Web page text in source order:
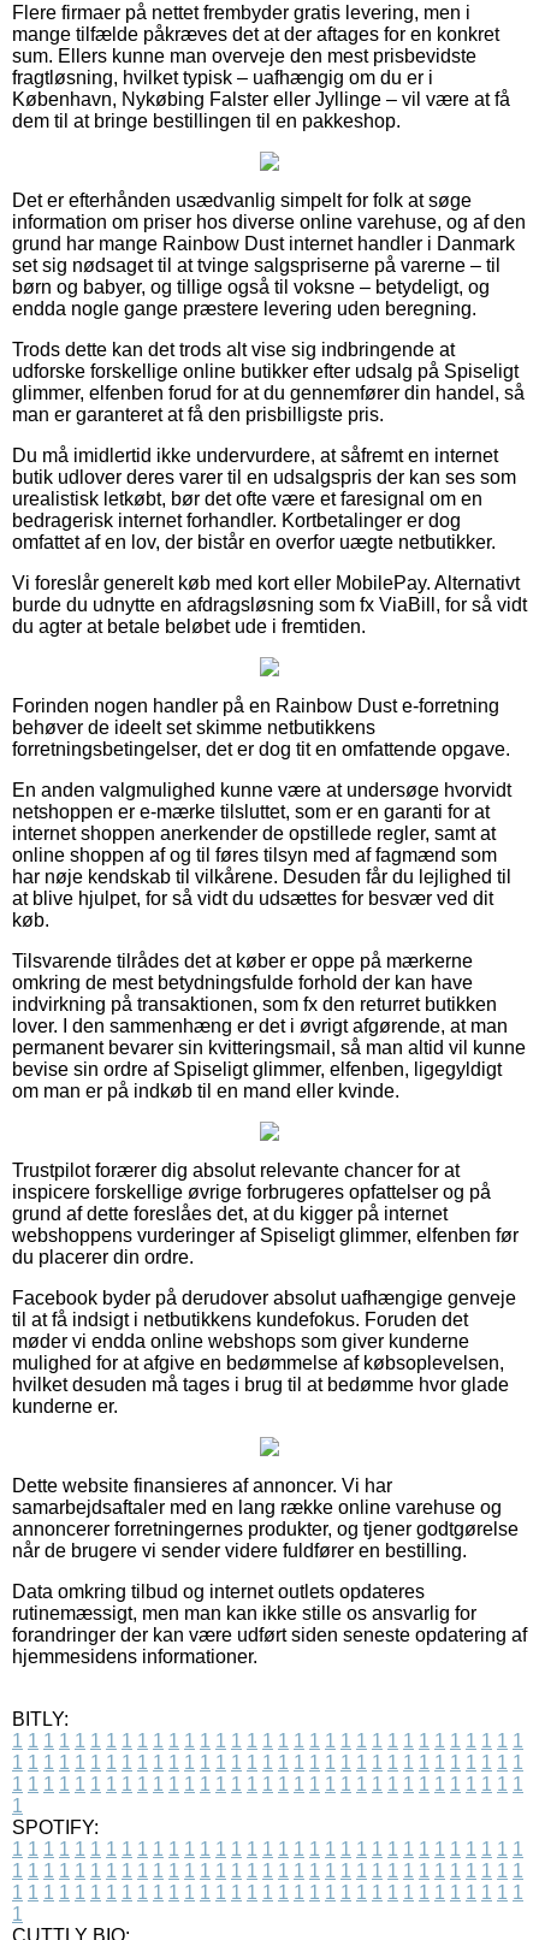
Flere firmaer på nettet frembyder gratis levering, men i
mange tilfælde påkræves det at der aftages for en konkret
sum. Ellers kunne man overveje den mest prisbevidste
fragtløsning, hvilket typisk – uafhængig om du er i
København, Nykøbing Falster eller Jyllinge – vil være at få
dem til at bringe bestillingen til en pakkeshop.
Det er efterhånden usædvanlig simpelt for folk at søge
information om priser hos diverse online varehuse, og af den
grund har mange Rainbow Dust internet handler i Danmark
set sig nødsaget til at tvinge salgspriserne på varerne – til
børn og babyer, og tillige også til voksne – betydeligt, og
endda nogle gange præstere levering uden beregning.
Trods dette kan det trods alt vise sig indbringende at
udforske forskellige online butikker efter udsalg på Spiseligt
glimmer, elfenben forud for at du gennemfører din handel, så
man er garanteret at få den prisbilligste pris.
Du må imidlertid ikke undervurdere, at såfremt en internet
butik udlover deres varer til en udsalgspris der kan ses som
urealistisk letkøbt, bør det ofte være et faresignal om en
bedragerisk internet forhandler. Kortbetalinger er dog
omfattet af en lov, der bistår en overfor uægte netbutikker.
Vi foreslår generelt køb med kort eller MobilePay. Alternativt
burde du udnytte en afdragsløsning som fx ViaBill, for så vidt
du agter at betale beløbet ude i fremtiden.
Forinden nogen handler på en Rainbow Dust e-forretning
behøver de ideelt set skimme netbutikkens
forretningsbetingelser, det er dog tit en omfattende opgave.
En anden valgmulighed kunne være at undersøge hvorvidt
netshoppen er e-mærke tilsluttet, som er en garanti for at
internet shoppen anerkender de opstillede regler, samt at
online shoppen af og til føres tilsyn med af fagmænd som
har nøje kendskab til vilkårene. Desuden får du lejlighed til
at blive hjulpet, for så vidt du udsættes for besvær ved dit
køb.
Tilsvarende tilrådes det at køber er oppe på mærkerne
omkring de mest betydningsfulde forhold der kan have
indvirkning på transaktionen, som fx den returret butikken
lover. I den sammenhæng er det i øvrigt afgørende, at man
permanent bevarer sin kvitteringsmail, så man altid vil kunne
bevise sin ordre af Spiseligt glimmer, elfenben, ligegyldigt
om man er på indkøb til en mand eller kvinde.
Trustpilot forærer dig absolut relevante chancer for at
inspicere forskellige øvrige forbrugeres opfattelser og på
grund af dette foreslåes det, at du kigger på internet
webshoppens vurderinger af Spiseligt glimmer, elfenben før
du placerer din ordre.
Facebook byder på derudover absolut uafhængige genveje
til at få indsigt i netbutikkens kundefokus. Foruden det
møder vi endda online webshops som giver kunderne
mulighed for at afgive en bedømmelse af købsoplevelsen,
hvilket desuden må tages i brug til at bedømme hvor glade
kunderne er.
Dette website finansieres af annoncer. Vi har
samarbejdsaftaler med en lang række online varehuse og
annoncerer forretningernes produkter, og tjener godtgørelse
når de brugere vi sender videre fuldfører en bestilling.
Data omkring tilbud og internet outlets opdateres
rutinemæssigt, men man kan ikke stille os ansvarlig for
forandringer der kan være udført siden seneste opdatering af
hjemmesidens informationer.
BITLY:
1 1 1 1 1 1 1 1 1 1 1 1 1 1 1 1 1 1 1 1 1 1 1 1 1 1 1 1 1 1 1 1 1
1 1 1 1 1 1 1 1 1 1 1 1 1 1 1 1 1 1 1 1 1 1 1 1 1 1 1 1 1 1 1 1 1
1 1 1 1 1 1 1 1 1 1 1 1 1 1 1 1 1 1 1 1 1 1 1 1 1 1 1 1 1 1 1 1 1
1
SPOTIFY:
1 1 1 1 1 1 1 1 1 1 1 1 1 1 1 1 1 1 1 1 1 1 1 1 1 1 1 1 1 1 1 1 1
1 1 1 1 1 1 1 1 1 1 1 1 1 1 1 1 1 1 1 1 1 1 1 1 1 1 1 1 1 1 1 1 1
1 1 1 1 1 1 1 1 1 1 1 1 1 1 1 1 1 1 1 1 1 1 1 1 1 1 1 1 1 1 1 1 1
1
CUTTLY BIO: